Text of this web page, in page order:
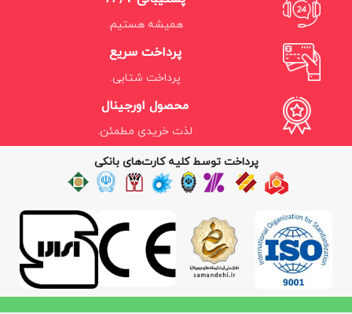
همیشه هستیم.
پرداخت سریع
پرداخت شتابی.
محصول اورجینال
لذت خریدی مطمئن.
پرداخت توسط کلیه کارت‌های بانکی